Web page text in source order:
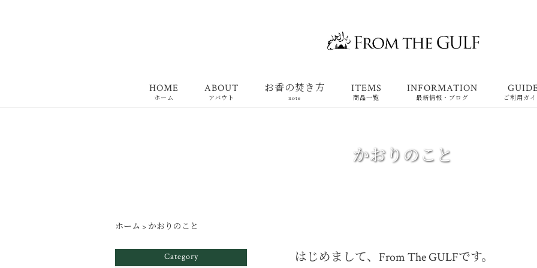
HOME
ホーム
ABOUT
アバウト
お香の焚き方
note
ITEMS
商品一覧
INFORMATION
最新情報・ブログ ご利用ガイ
かおりのこと
ホーム > かおりのこと
はじめまして、From The GULFです。
Category